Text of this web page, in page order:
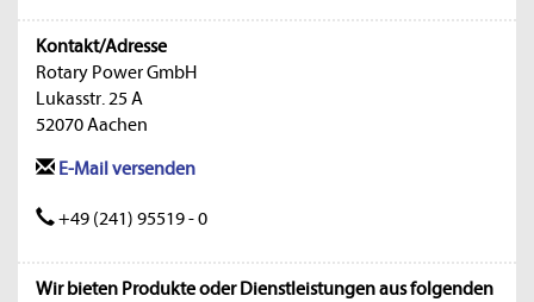
Kontakt/Adresse
Rotary Power GmbH
Lukasstr. 25 A
52070 Aachen
E-Mail versenden
+49 (241) 95519 - 0
Wir bieten Produkte oder Dienstleistungen aus folgenden